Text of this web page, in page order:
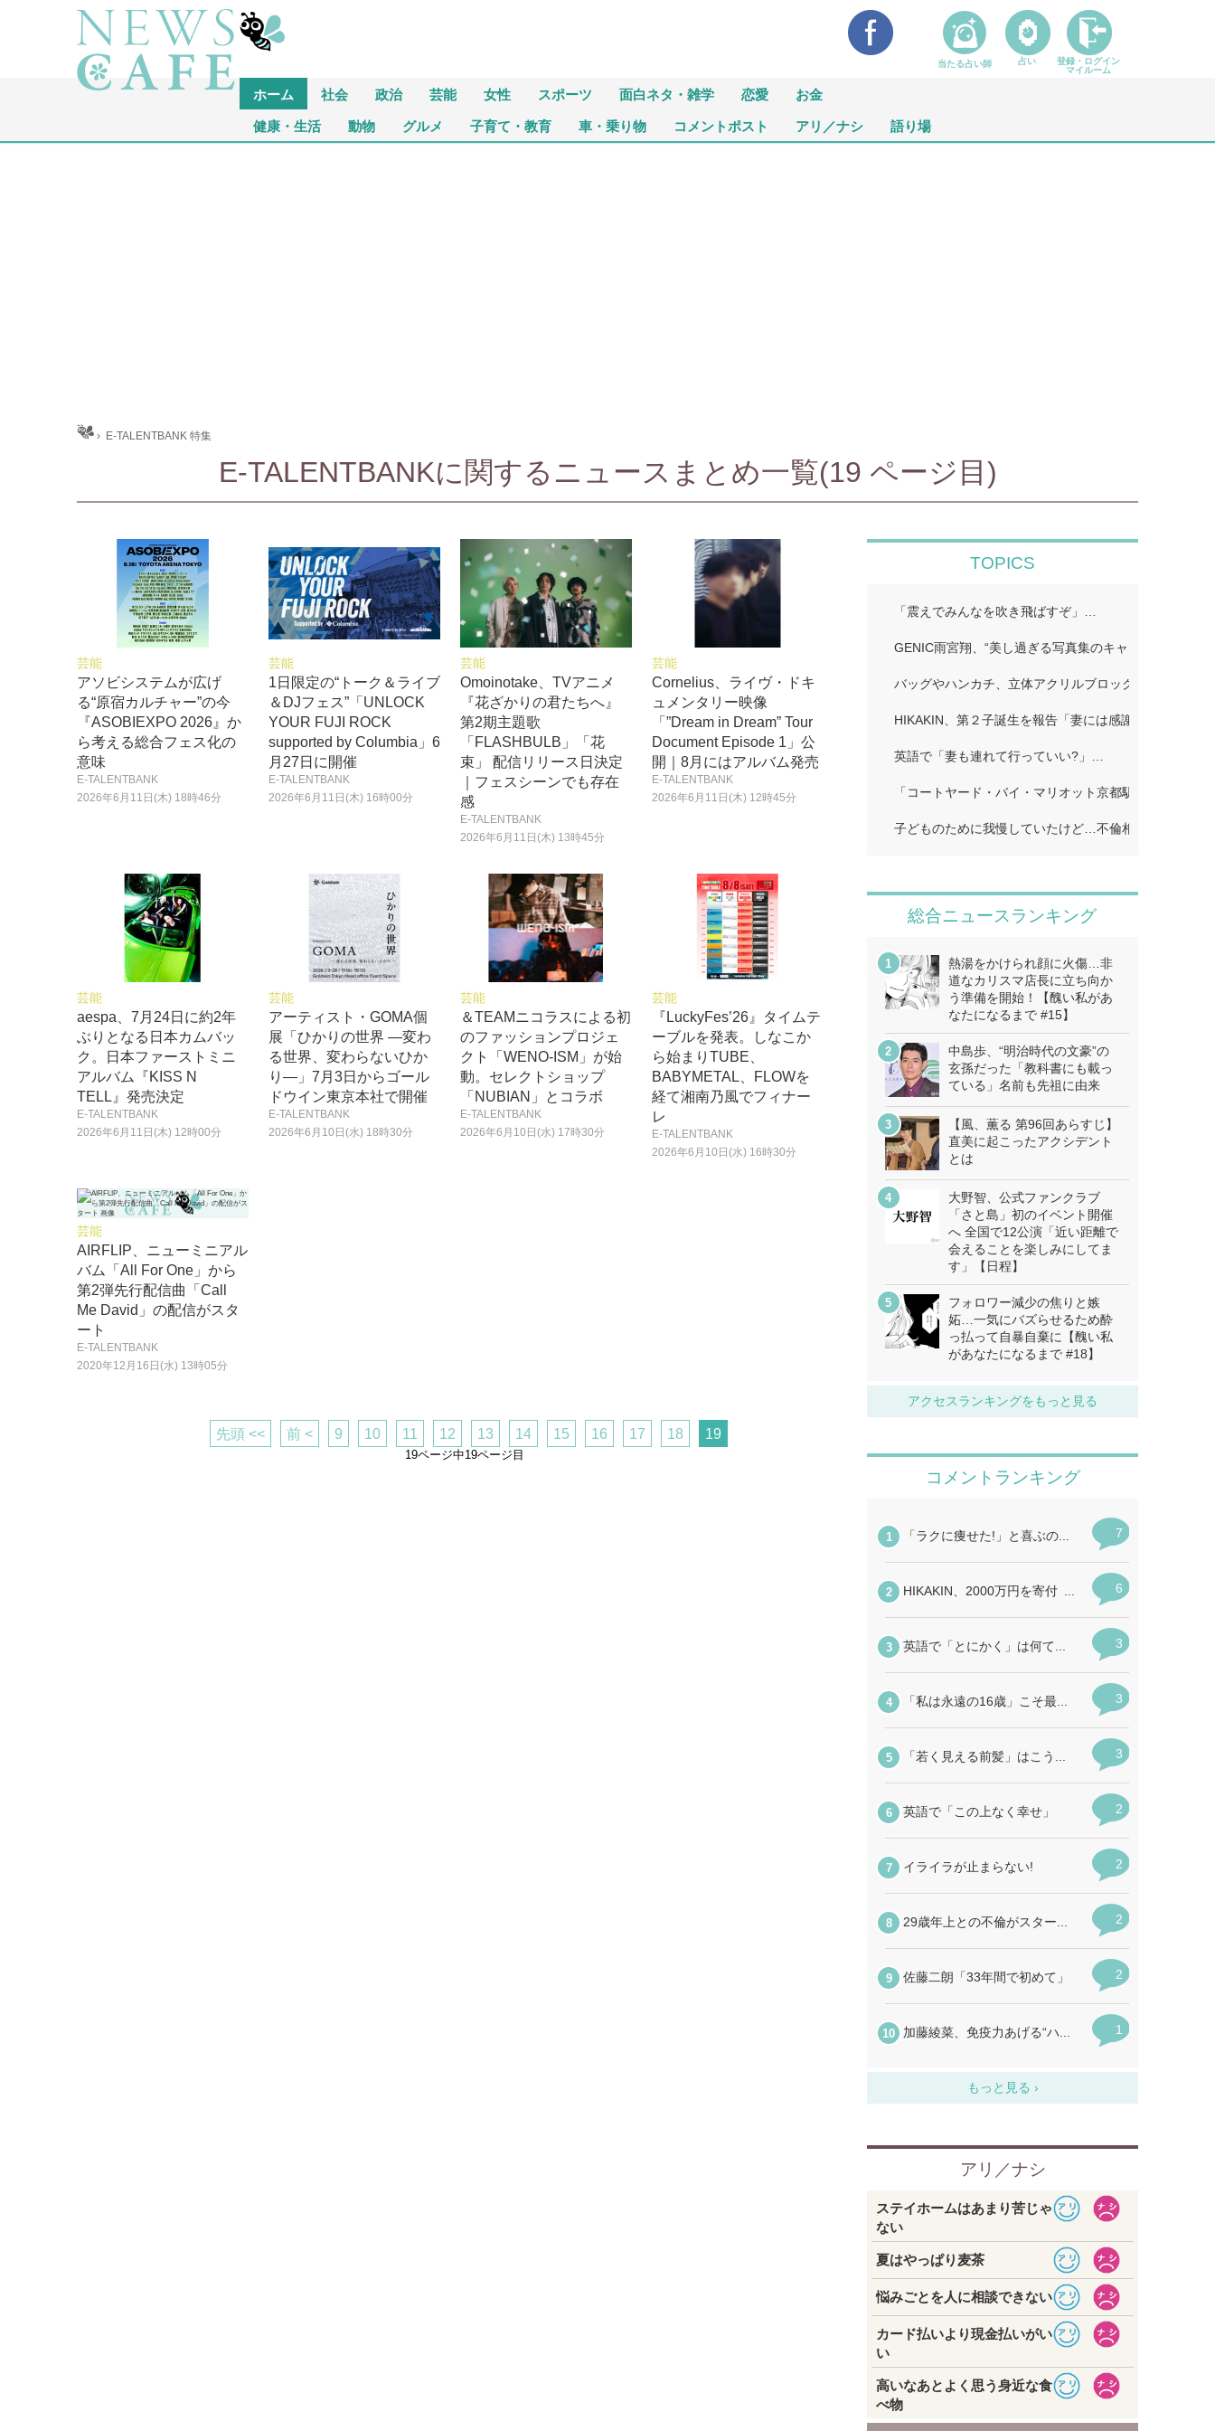
ホーム 社会 政治 芸能 女性 スポーツ 面白ネタ・雑学 恋愛 お金
健康・生活 動物 グルメ 子育て・教育 車・乗り物 コメントポスト アリ／ナシ 語り場
ホーム › E-TALENTBANK 特集
E-TALENTBANKに関するニュースまとめ一覧(19 ページ目)
芸能
アソビシステムが広げ
る“原宿カルチャー”の今
『ASOBIEXPO 2026』か
ら考える総合フェス化の
意味
E-TALENTBANK
2026年6月11日(木) 18時46分
芸能
1日限定の“トーク＆ライブ
＆DJフェス”「UNLOCK
YOUR FUJI ROCK
supported by Columbia」6
月27日に開催
E-TALENTBANK
2026年6月11日(木) 16時00分
芸能
Omoinotake、TVアニメ
『花ざかりの君たちへ』
第2期主題歌
「FLASHBULB」「花
束」 配信リリース日決定
｜フェスシーンでも存在
感
E-TALENTBANK
2026年6月11日(木) 13時45分
芸能
Cornelius、ライヴ・ドキ
ュメンタリー映像
「”Dream in Dream” Tour
Document Episode 1」公
開｜8月にはアルバム発売
E-TALENTBANK
2026年6月11日(木) 12時45分
芸能
aespa、7月24日に約2年
ぶりとなる日本カムバッ
ク。日本ファーストミニ
アルバム『KISS N
TELL』発売決定
E-TALENTBANK
2026年6月11日(木) 12時00分
芸能
アーティスト・GOMA個
展「ひかりの世界 ―変わ
る世界、変わらないひか
り―」7月3日からゴール
ドウイン東京本社で開催
E-TALENTBANK
2026年6月10日(水) 18時30分
芸能
＆TEAMニコラスによる初
のファッションプロジェ
クト「WENO-ISM」が始
動。セレクトショップ
「NUBIAN」とコラボ
E-TALENTBANK
2026年6月10日(水) 17時30分
芸能
『LuckyFes’26』タイムテ
ーブルを発表。しなこか
ら始まりTUBE、
BABYMETAL、FLOWを
経て湘南乃風でフィナー
レ
E-TALENTBANK
2026年6月10日(水) 16時30分
芸能
AIRFLIP、ニューミニアル
バム「All For One」から
第2弾先行配信曲「Call
Me David」の配信がスタ
ート
E-TALENTBANK
2020年12月16日(水) 13時05分
先頭 << 前 < 9 10 11 12 13 14 15 16 17 18 19
19ページ中19ページ目
TOPICS
「震えでみんなを吹き飛ばすぞ」…
GENIC雨宮翔、“美し過ぎる写真集のキャッチコピーに
バッグやハンカチ、立体アクリルブロックなど!…
HIKAKIN、第２子誕生を報告「妻には感謝しかありま
英語で「妻も連れて行っていい?」…
「コートヤード・バイ・マリオット京都駅」…
子どものために我慢していたけど…不倫相手に「離婚
総合ニュースランキング
熱湯をかけられ顔に火傷…非
道なカリスマ店長に立ち向か
う準備を開始！【醜い私があ
なたになるまで #15】
中島歩、“明治時代の文豪”の
玄孫だった「教科書にも載っ
ている」名前も先祖に由来
【風、薫る 第96回あらすじ】
直美に起こったアクシデント
とは
大野智、公式ファンクラブ
「さと島」初のイベント開催
へ 全国で12公演「近い距離で
会えることを楽しみにしてま
す」【日程】
フォロワー減少の焦りと嫉
妬…一気にバズらせるため酔
っ払って自暴自棄に【醜い私
があなたになるまで #18】
アクセスランキングをもっと見る
当たる占い師 占い
登録・ログイン
マイルーム